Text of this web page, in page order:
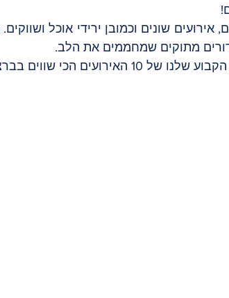
מתוקים שמחממים את הלב.
הכי שווים בברצלונה!